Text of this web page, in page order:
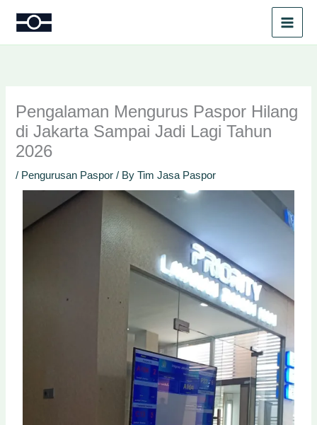
Pengalaman Mengurus Paspor Hilang
di Jakarta Sampai Jadi Lagi Tahun
2026
/ Pengurusan Paspor / ByTim Jasa Paspor